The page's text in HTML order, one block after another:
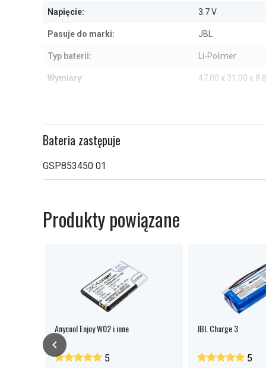
Napięcie: 3.7 V
Pasuje do marki: JBL
Typ baterii: Li-Polimer
Wymiary: 47.00 x 31.00 x
Bateria zastępuje
GSP853450 01
Produkty powiązane
Anycool Enjoy W02 i inne
5
JBL Charge 3
5